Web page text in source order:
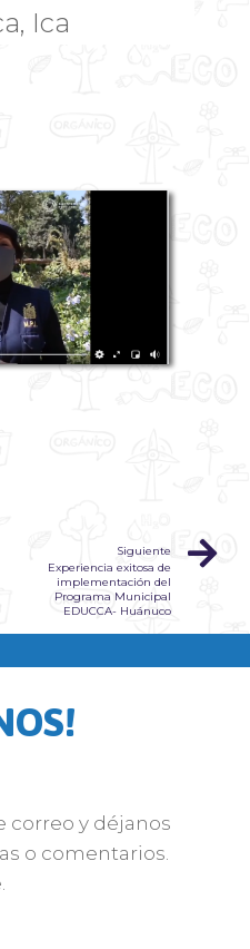
Ica
Siguiente
Experiencia exitosa de
implementación del
Programa Municipal
EDUCCA- Huánuco
correo y déjanos
o comentarios.